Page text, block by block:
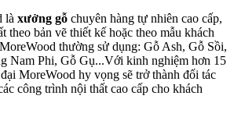
là xưởng gỗ chuyên hàng tự nhiên cao cấp,
theo bản vẽ thiết kế hoặc theo mẫu khách
thường sử dụng: Gỗ Ash, Gỗ Sồi,
Nam Phi, Gỗ Gụ...Với kinh nghiệm hơn 15
MoreWood hy vọng sẽ trở thành đối tác
công trình nội thất cao cấp cho khách